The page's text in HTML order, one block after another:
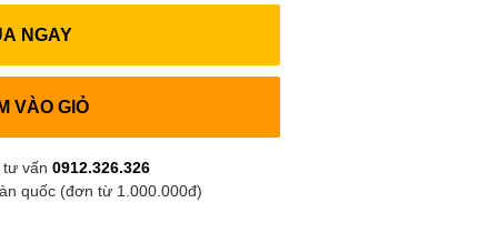
NGAY
VÀO GIỎ
tư vấn0912.326.326
quốc (đơn từ 1.000.000đ)